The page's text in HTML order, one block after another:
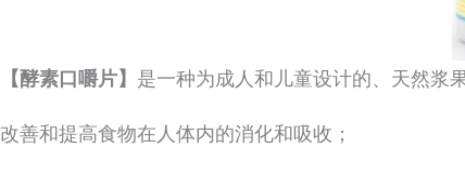
【酵素口嚼片】 是一种为成人和儿童设计的、天然浆
改善和提高食物在人体内的消化和吸收；